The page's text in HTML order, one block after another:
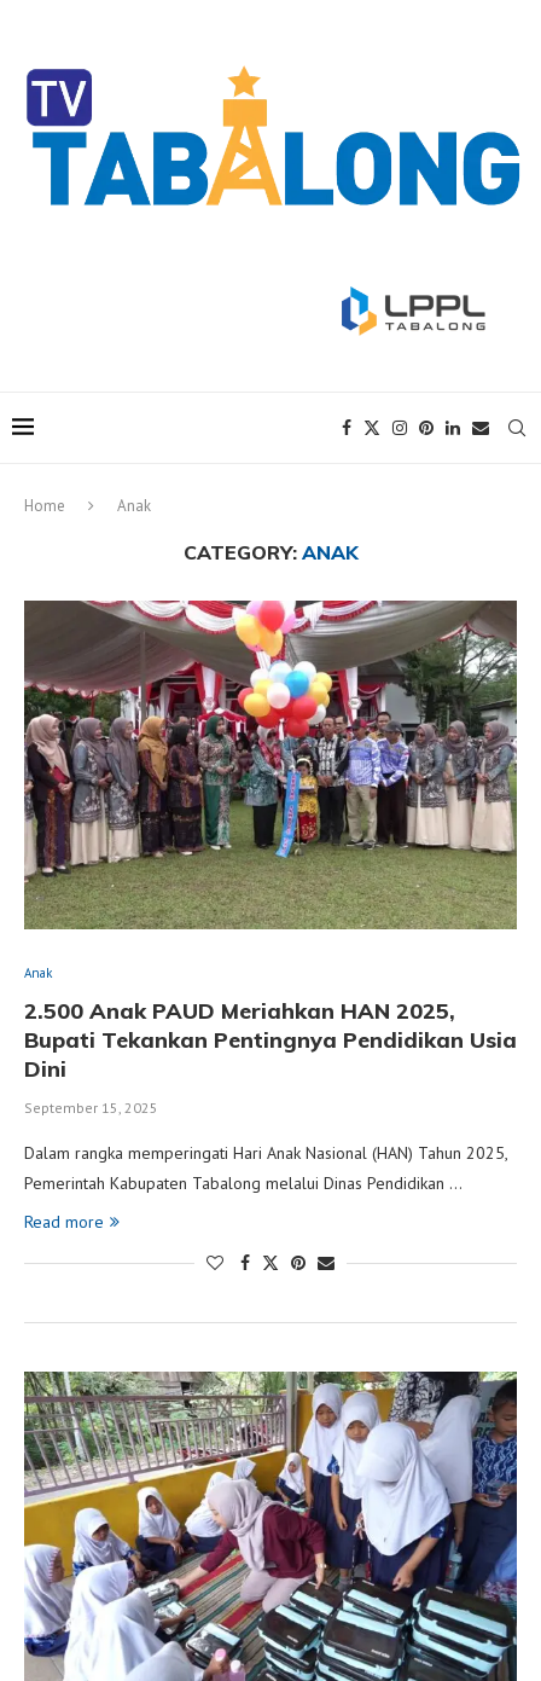
Home Anak
CATEGORY: ANAK
Anak
2.500 Anak PAUD Meriahkan HAN 2025,
Bupati Tekankan Pentingnya Pendidikan Usia
Dini
September 15, 2025
Dalam rangka memperingati Hari Anak Nasional (HAN) Tahun 2025,
Pemerintah Kabupaten Tabalong melalui Dinas Pendidikan …
Read more